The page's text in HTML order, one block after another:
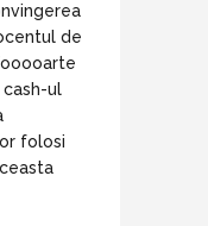
de
ul
folosi